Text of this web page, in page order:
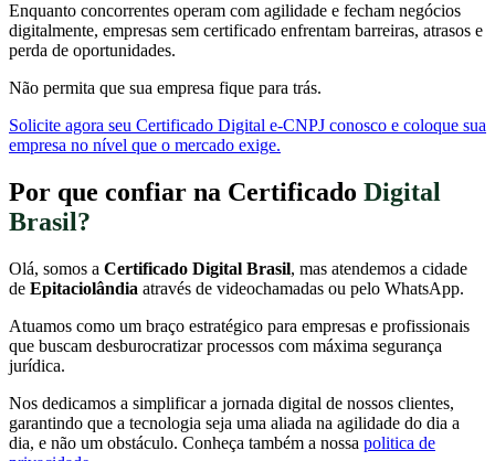
Enquanto concorrentes operam com agilidade e fecham negócios
digitalmente, empresas sem certificado enfrentam barreiras, atrasos e
perda de oportunidades.
Não permita que sua empresa fique para trás.
Solicite agora seu Certificado Digital e-CNPJ conosco e coloque sua
empresa no nível que o mercado exige.
Por que confiar na Certificado Digital
Brasil?
Olá, somos a Certificado Digital Brasil, mas atendemos a cidade
de Epitaciolândia através de videochamadas ou pelo WhatsApp.
Atuamos como um braço estratégico para empresas e profissionais
que buscam desburocratizar processos com máxima segurança
jurídica.
Nos dedicamos a simplificar a jornada digital de nossos clientes,
garantindo que a tecnologia seja uma aliada na agilidade do dia a
dia, e não um obstáculo. Conheça também a nossa politica de